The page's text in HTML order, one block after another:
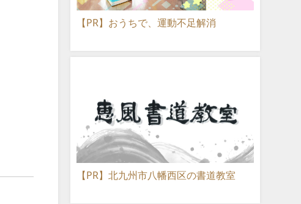
【PR】おうちで、運動不足解消
【PR】北九州市八幡西区の書道教室